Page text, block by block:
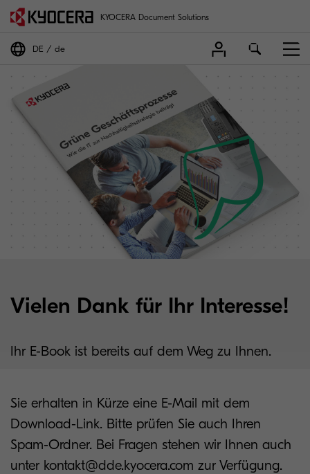
KYOCERA Document Solutions
DE de
Vielen Dank für Ihr Interesse!
Ihr E-Book ist bereits auf dem Weg zu Ihnen.
Sie erhalten in Kürze eine E-Mail mit dem
Download-Link. Bitte prüfen Sie auch Ihren
Spam-Ordner. Bei Fragen stehen wir Ihnen auch
unter kontakt@dde.kyocera.com zur Verfügung.